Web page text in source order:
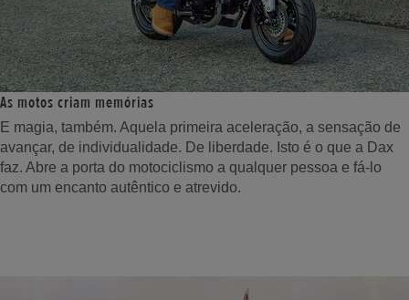
As motos criam memórias
E magia, também. Aquela primeira aceleração, a sensação de
avançar, de individualidade. De liberdade. Isto é o que a Dax
faz. Abre a porta do motociclismo a qualquer pessoa e fá-lo
com um encanto autêntico e atrevido.